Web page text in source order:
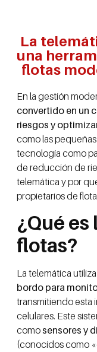
La
una
flotas
En la gestión
convertido en un
riesgos y
como las
tecnología como
de reducción de
telemática y por
propietarios de
¿Qué
flotas?
La telemática utiliza
bordo para
transmitiendo esta
celulares. Este
comosensores y
(conocidos como